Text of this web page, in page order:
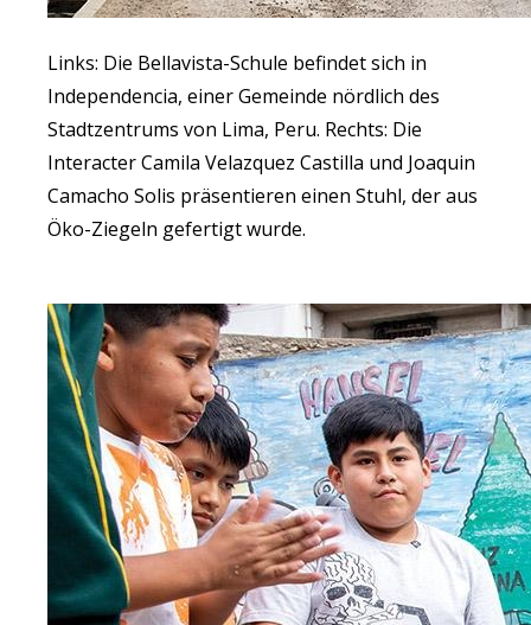
Links: Die Bellavista-Schule befindet sich in
Independencia, einer Gemeinde nördlich des
Stadtzentrums von Lima, Peru. Rechts: Die
Interacter Camila Velazquez Castilla und Joaquin
Camacho Solis präsentieren einen Stuhl, der aus
Öko-Ziegeln gefertigt wurde.